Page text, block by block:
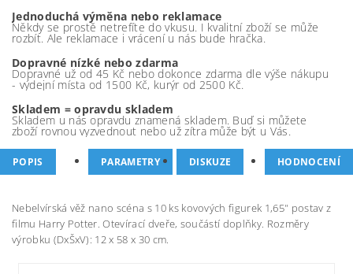
Jednoduchá výměna nebo reklamace
Někdy se prostě netrefíte do vkusu. I kvalitní zboží se může
rozbít. Ale reklamace i vrácení u nás bude hračka.
Dopravné nízké nebo zdarma
Dopravné už od 45 Kč nebo dokonce zdarma dle výše nákupu
- výdejní místa od 1500 Kč, kurýr od 2500 Kč.
Skladem = opravdu skladem
Skladem u nás opravdu znamená skladem. Buď si můžete
zboží rovnou vyzvednout nebo už zítra může být u Vás.
POPIS PARAMETRY DISKUZE HODNOCENÍ
Nebelvírská věž nano scéna s 10 ks kovových figurek 1,65" postav z
filmu Harry Potter. Otevírací dveře, součástí doplňky. Rozměry
výrobku (DxŠxV): 12 x 58 x 30 cm.